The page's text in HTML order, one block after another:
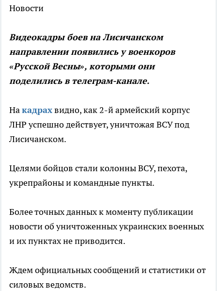
Новости
Видеокадры боев на Лисичанском
направлении появились у военкоров
«Русской Весны», которыми они
поделились в телеграм-канале.
Накадрахвидно, как 2-й армейский корпус
ЛНР успешно действует, уничтожая ВСУ под
Лисичанском.
Целями бойцов стали колонны ВСУ, пехота,
укрепрайоны и командные пункты.
Более точных данных к моменту публикации
новости об уничтоженных украинских военных
и их пунктах не приводится.
Ждем официальных сообщений и статистики от
силовых ведомств.